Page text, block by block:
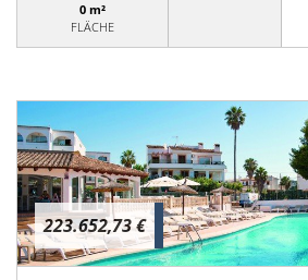
0 m²
FLÄCHE
223.652,73 €